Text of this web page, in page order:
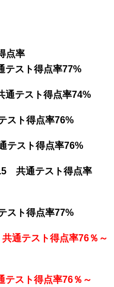
点率
スト得点率77%
テスト得点率74%
スト得点率76%
テスト得点率76%
共通テスト得点率
スト得点率77%
通テスト得点率76％～
スト得点率76％～